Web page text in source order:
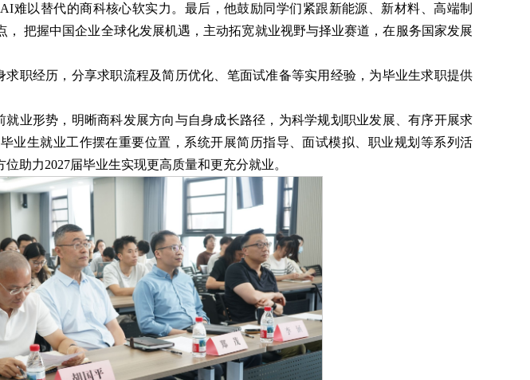
难以替代的商科核心软实力。最后，他鼓励同学们紧跟新能源、新材料、高端制
把握中国企业全球化发展机遇，主动拓宽就业视野与择业赛道，在服务国家发展
求职经历，分享求职流程及简历优化、笔面试准备等实用经验，为毕业生求职提供
业形势，明晰商科发展方向与自身成长路径，为科学规划职业发展、有序开展求
业生就业工作摆在重要位置，系统开展简历指导、面试模拟、职业规划等系列活
助力2027届毕业生实现更高质量和更充分就业。